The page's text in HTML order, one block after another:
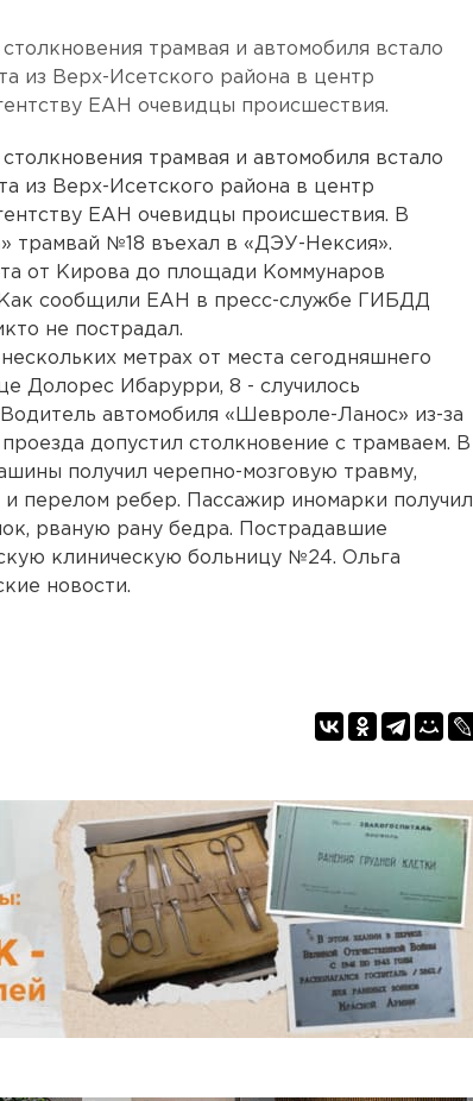
трамвая и автомобиля встало
из Верх-Исетского района в центр
ЕАН очевидцы происшествия.
трамвая и автомобиля встало
из Верх-Исетского района в центр
ЕАН очевидцы происшествия. В
трамвай №18 въехал в «ДЭУ-Нексия».
от Кирова до площади Коммунаров
Как сообщили ЕАН в пресс-службе ГИБДД
не пострадал.
метрах от места сегодняшнего
Долорес Ибарурри, 8 - случилось
автомобиля «Шевроле-Ланос» из-за
допустил столкновение с трамваем. В
получил черепно-мозговую травму,
и перелом ребер. Пассажир иномарки получил
рваную рану бедра. Пострадавшие
клиническую больницу №24. Ольга
новости.